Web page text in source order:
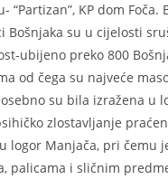
“Partizan”, KP dom
Bošnjaka su u cijelosti
ubijeno preko 800
od čega su najveće
su bila izražena u
zlostavljanje
logor Manjača, pri čemu
palicama i sličnim